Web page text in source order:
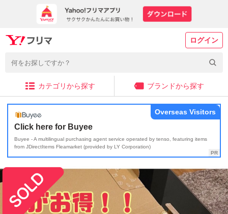
ログイン
カテゴリから探す ブランドから探す
Click here for Buyee
Buyee - A multilingual purchasing agent service operated by tenso, featuring items
from JDirectItems Fleamarket (provided by LY Corporation)
Overseas Visitors